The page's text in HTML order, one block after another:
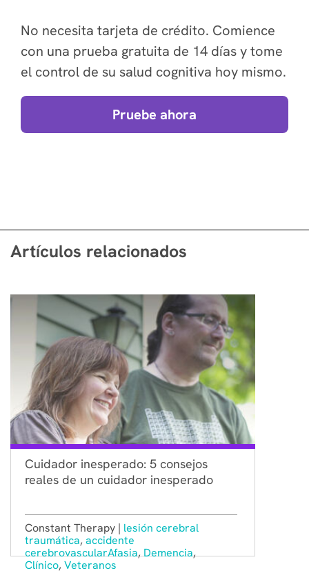
No necesita tarjeta de crédito. Comience
con una prueba gratuita de 14 días y tome
el control de su salud cognitiva hoy mismo.
Pruebe ahora
Artículos relacionados
Cuidador inesperado: 5 consejos
reales de un cuidador inesperado
Constant Therapy | lesión cerebral
traumática, accidente
cerebrovascularAfasia,Demencia,
Clínico, Veteranos